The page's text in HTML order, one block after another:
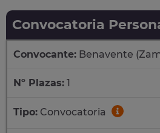
Convocatoria
Convocante: Benavente
Nº Plazas: 1
Tipo: Convocatoria